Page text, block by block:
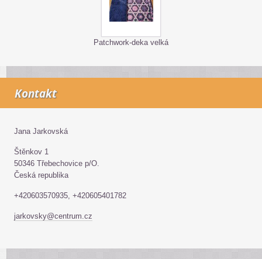
Patchwork-deka velká
Kontakt
Jana Jarkovská
Štěnkov 1
50346 Třebechovice p/O.
Česká republika
+420603570935, +420605401782
jarkovsky@centrum.cz